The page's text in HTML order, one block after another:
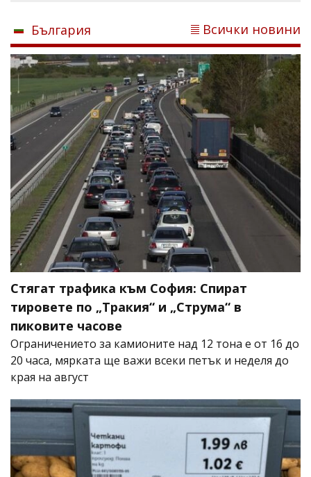
България Всички новини
Стягат трафика към София: Спират
тировете по „Тракия“ и „Струма“ в
пиковите часове
Ограничението за камионите над 12 тона е от 16 до
20 часа, мярката ще важи всеки петък и неделя до
края на август